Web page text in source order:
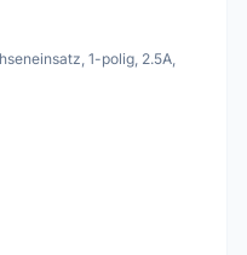
1-polig, 2.5A,